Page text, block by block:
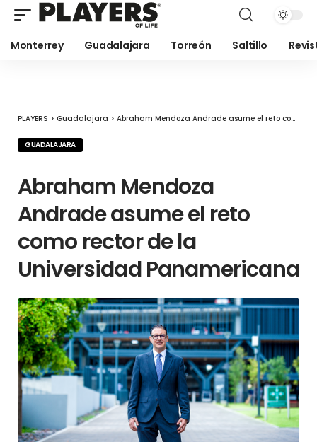
Monterrey Guadalajara Torreón Saltillo
PLAYERS > Guadalajara > Abraham Mendoza Andrade asume el reto como rector de la Universidad Panamericana
GUADALAJARA
Abraham Mendoza
Andrade asume el reto
como rector de la
Universidad Panamericana